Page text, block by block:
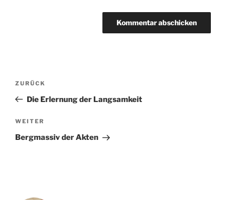
Beitragsnavigation
Vorheriger
Beitrag
ZURÜCK
Die Erlernung der Langsamkeit
Nächster
Beitrag
WEITER
Bergmassiv der Akten